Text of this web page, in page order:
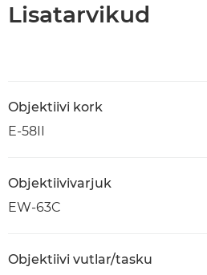
Lisatarvikud
Objektiivi kork
E-58II
Objektiivivarjuk
EW-63C
Objektiivi vutlar/tasku